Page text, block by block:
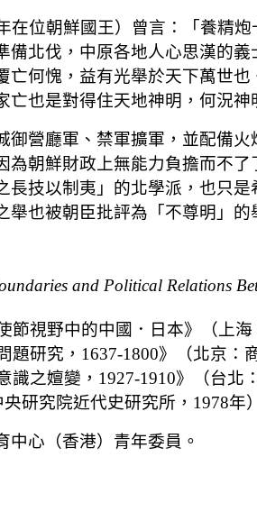
在位朝鮮國王）曾言：「養精
北伐，中原各地人心思漢的
何愧，益有光舉於天下萬世
也是對得住天地神明，何況神
營廳軍、禁軍擴軍，並配備
朝鮮財政上無能力負擔而不
技以制夷」的北學派，也只
也被朝臣批評為「不尊明」
and Political Relations
視野中的中國．日本》（上海
研究，1637-1800》（北京：
之嬗變，1927-1910》（台北
研究院近代史研究所，1978年
心（香港）青年委員。